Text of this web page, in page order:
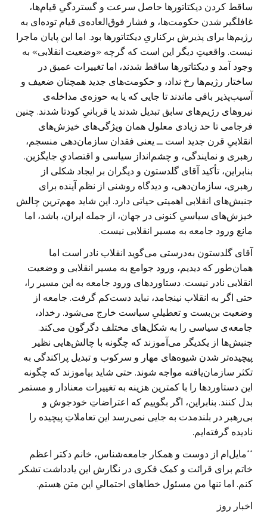
ساقط کردن دیکتاتورها حاصل سرعت و گستردگیِ قیام‌ها،
غافلگیر شدن حکومت‌ها، و فشار فوق‌العاده‌ی قیام توده‌ای به
رژیم‌ها برای پذیرش برکناریِ دیکتاتورها بود. اما این پایان ماجرا
نیست. واقعیتِ دیگر این است که گرچه «وضعیت انقلابی» به
وجود آمد و دیکتاتورها ساقط شدند، اما تغییرات عمیق در
ساختار رژیم‌ها رخ نداد، و حکومت‌های جدید همچنان ضعیف و
آسیب‌پذیر باقی ماندند تا جایی که یا به حوزه‌ی مداخله‌ی
نیروهای رژیم‌های سابق تبدیل شدند یا قربانیِ کودتا شدند. چنین
فرجامی تا حد زیادی معلول همان ویژگی‌های خیزش‌های
انقلابیِ قرن جدید است ــ یعنی فقدان سازمان‌دهی منسجم،
رهبری و نمایندگی، و چشم‌انداز سیاسی و اقتصادیِ جایگزین.
بنابراین، تأکید آقای گلدستون و دیگران بر ایجاد شکلی از
رهبری، سازمان‌دهی، و دیدگاه روشنی از نظم آینده برای
جنبش‌های انقلابی اهمیتی حیاتی دارد. این شاید مهم‌ترین چالش
خیزش‌های سیاسیِ کنونی در جهان، از جمله ایران، باشد، اما
مانع ورود جامعه به مسیر انقلابی نیست.
آقای گلدستون به‌درستی می‌گوید انقلاب نادر است اما
همان‌طور که دیدیم، ورود جوامع به مسیر انقلابی و وضعیت
انقلابی نادر نیست. دستاوردهای ورود جامعه به این مسیر را،
حتی اگر به انقلاب نینجامد، نباید دست‌کم گرفت. جامعه از
وضعیت بن‌بست و تعطیلیِ سیاست خارج می‌شود. رخداد،
جامعه‌ی سیاسی را به شکل‌های مختلف دگرگون می‌کند.
جنبش‌ها از یکدیگر می‌آموزند که چگونه با چالش‌هایی نظیر
پیچیده‌تر شدن شیوه‌های مهار و سرکوب و تبدیل پراکندگی به
تکثر سازمان‌یافته مواجه شوند. حتی شاید بیاموزند که چگونه
این دستاوردها را با کمترین هزینه به تغییرات معنادار و مستمر
بدل کنند. بنابراین، اگر بگوییم که اعتراضاتِ خودجوش و
بی‌رهبر در بلندمدت به جایی نمی‌رسد این تعاملاتِ پیچیده را
نادیده گرفته‌ایم.
**مایل‌ام از دوست و همکار جامعه‌شناس، خانم دکتر اعظم
خاتم برای قرائت و کمک فکری در نگارش این یادداشت تشکر
کنم. اما تنها من مسئول خطاهای احتمالیِ این متن هستم.
اخبار روز